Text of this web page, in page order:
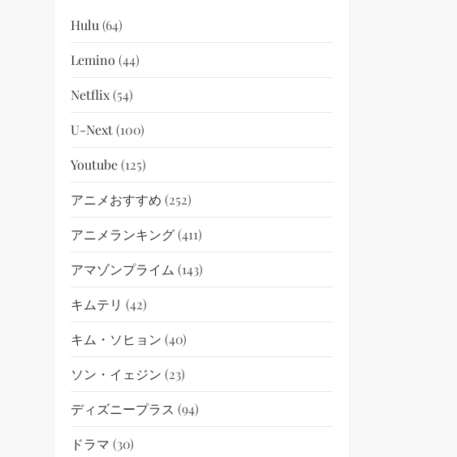
Hulu (64)
Lemino (44)
Netflix(54)
U-Next(100)
Youtube(125)
アニメおすすめ (252)
アニメランキング(411)
アマゾンプライム (143)
キムテリ (42)
キム・ソヒョン (40)
ソン・イェジン (23)
ディズニープラス (94)
ドラマ (30)